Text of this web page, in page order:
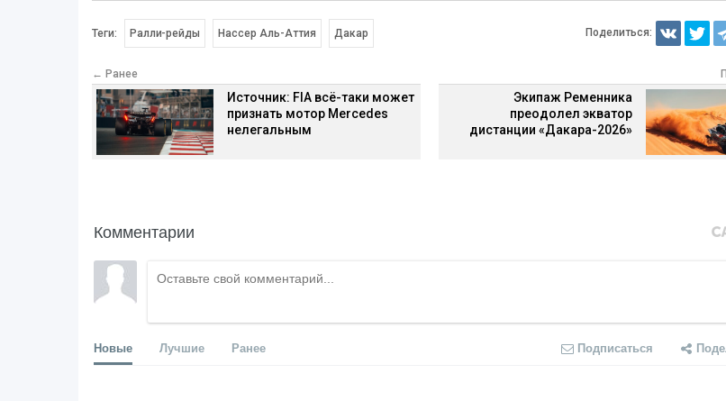
Теги: Ралли-рейды Нассер Аль-Аттия Дакар Поделиться:
← Ранее
Источник: FIA всё-таки может
признать мотор Mercedes
нелегальным
Экипаж Ременника
преодолел экватор
дистанции «Дакара-2026»
Комментарии
Новые Лучшие Ранее Подписаться